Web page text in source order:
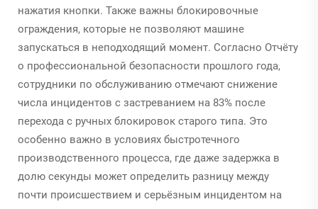
нажатия кнопки. Также важны блокировочные
ограждения, которые не позволяют машине
запускаться в неподходящий момент. Согласно Отчёту
о профессиональной безопасности прошлого года,
сотрудники по обслуживанию отмечают снижение
числа инцидентов с застреванием на 83% после
перехода с ручных блокировок старого типа. Это
особенно важно в условиях быстротечного
производственного процесса, где даже задержка в
долю секунды может определить разницу между
почти происшествием и серьёзным инцидентом на